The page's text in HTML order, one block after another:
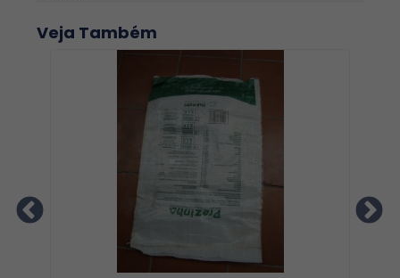
Veja Também